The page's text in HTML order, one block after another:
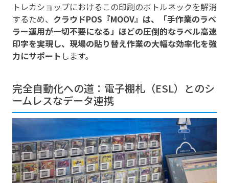
トレカショップにおけるこの印刷のボトルネックを解消
するため、 クラウドPOS『MOOV』は、「手作業のラベ
ラー運用が一切不要になる」ほどの圧倒的なラベル高速
印字を実現し、現場の貼り替え作業の大幅な効率化を強
力にサポート します。
完全自動化への道：電子棚札（ESL）とのシ
ームレスなデータ連携